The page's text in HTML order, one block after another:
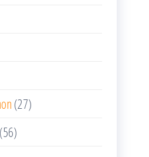
(27)
(56)